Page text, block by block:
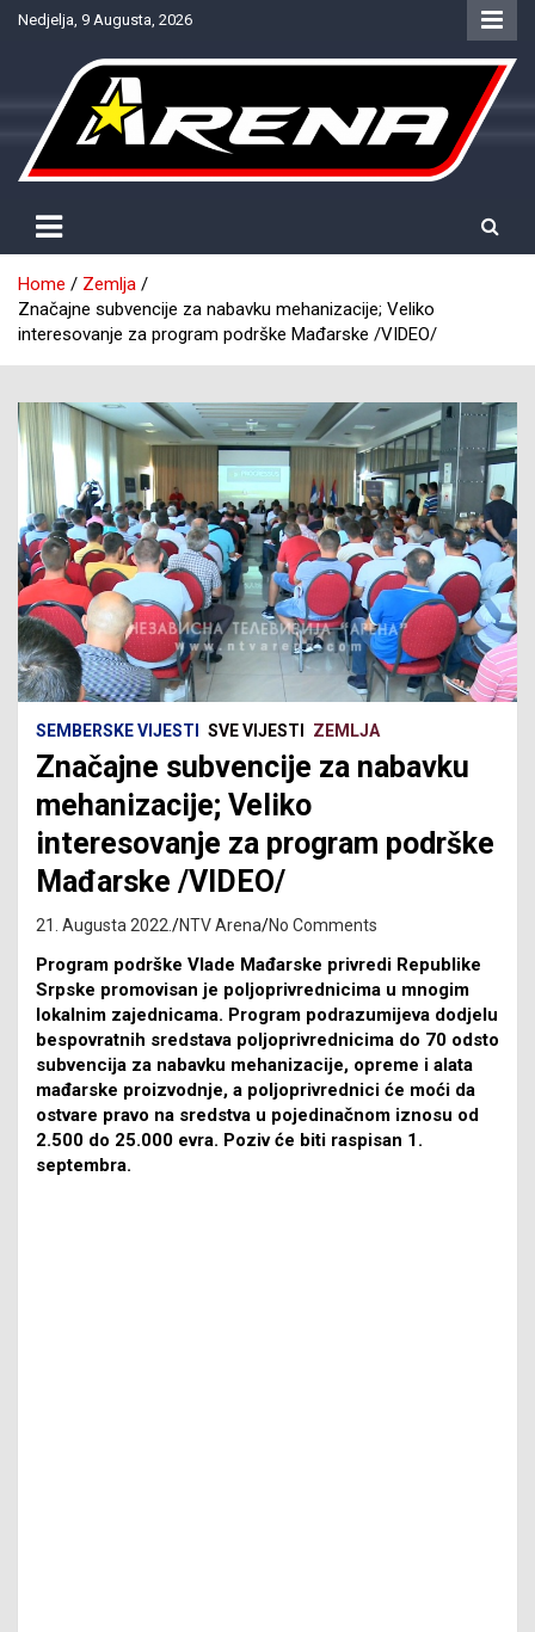
SkipNedjelja, 9 Augusta, 2026
NTV Arena
Home
Zemlja
Značajne subvencije za nabavku mehanizacije; Veliko
interesovanje za program podrške Mađarske /VIDEO/
SEMBERSKE VIJESTI SVE VIJESTI ZEMLJA
Značajne subvencije za nabavku
mehanizacije; Veliko
interesovanje za program podrške
Mađarske /VIDEO/
21. Augusta 2022. NTV Arena No Comments
Program podrške Vlade Mađarske privredi Republike
Srpske promovisan je poljoprivrednicima u mnogim
lokalnim zajednicama. Program podrazumijeva dodjelu
bespovratnih sredstava poljoprivrednicima do 70 odsto
subvencija za nabavku mehanizacije, opreme i alata
mađarske proizvodnje, a poljoprivrednici će moći da
ostvare pravo na sredstva u pojedinačnom iznosu od
2.500 do 25.000 evra. Poziv će biti raspisan 1.
septembra.